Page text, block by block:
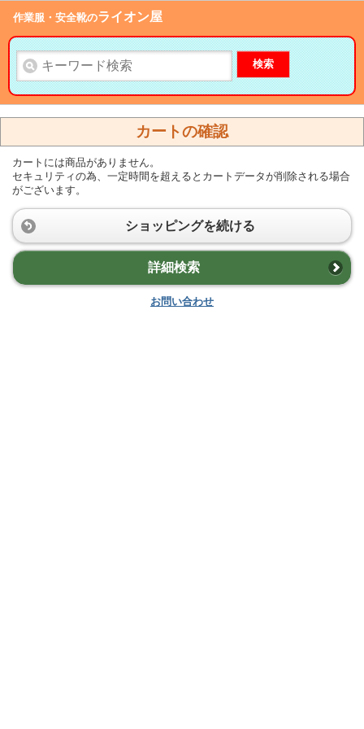
作業服・安全靴のライオン屋
検索
カートの確認
カートには商品がありません。
セキュリティの為、一定時間を超えるとカートデータが削除される場合
がございます。
ショッピングを続ける
詳細検索
お問い合わせ